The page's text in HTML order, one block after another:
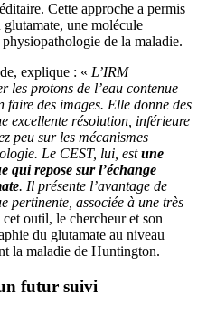
Cette approche a permis
une molécule
de la maladie.
explique : « L’IRM
les protons de l’eau contenue
faire des images. Elle donne des
excellente résolution, inférieure
peu sur les mécanismes
Le CEST, lui, estune
qui repose sur l’échange
. Il présente l’avantage de
associée à une très
outil, le chercheur et son
du glutamate au niveau
la maladie de Huntington.
futur suivi